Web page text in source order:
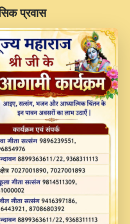
AAP BULAVE by Rasik
Sankirtan At VEER JI
CHANNEL.mp3
Bhawan Sajaya Mata
Mata Rani Bhajan By
Ji.mp3
KANTH KALER
SONG 2017
Bindu Ji Maharaj Pad - A
Indresh Ji
Kirpa Best Devotional
प्रवास